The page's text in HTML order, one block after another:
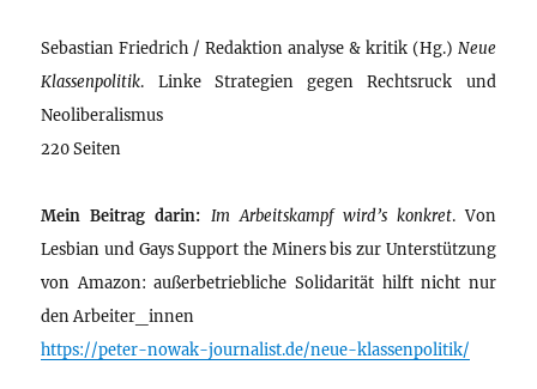
Sebastian Friedrich / Redaktion analyse & kritik (Hg.) Neue
Klassenpolitik. Linke Strategien gegen Rechtsruck und
Neoliberalismus
220 Seiten
Mein Beitrag darin: Im Arbeitskampf wird’s konkret. Von
Lesbian und Gays Support the Miners bis zur Unterstützung
von Amazon: außerbetriebliche Solidarität hilft nicht nur
den Arbeiter_innen
https://peter-nowak-journalist.de/neue-klassenpolitik/